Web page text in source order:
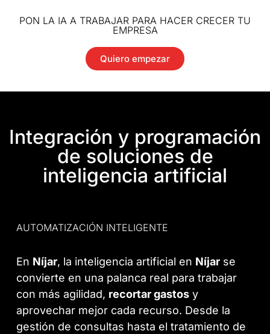
PON LA IA A TRABAJAR PARA HACER CRECER TU
EMPRESA
Quiero empezar
Integración y programación
de soluciones de
inteligencia artificial
AUTOMATIZACIÓN INTELIGENTE
En Níjar, la inteligencia artificial en Níjar se
convierte en una palanca real para trabajar
con más agilidad, recortar gastos y
aprovechar mejor cada recurso. Desde la
gestión de consultas hasta el tratamiento de